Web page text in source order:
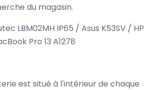
du magasin.
LBM02MH IP65 / Asus K53SV / HP
Pro 13 A1278
est situé à l'intérieur de chaque